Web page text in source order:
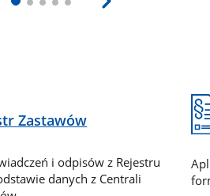
Zastawów
i odpisów z Rejestru
danych z Centrali